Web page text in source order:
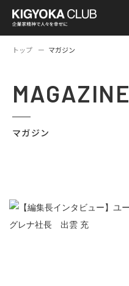
トップ マガジン
MAGAZINE
マガジン